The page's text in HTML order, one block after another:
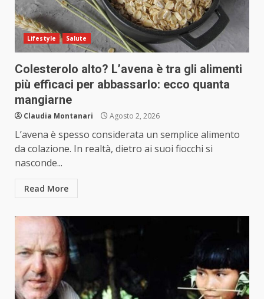
Lifestyle Salute
Colesterolo alto? L’avena è tra gli alimenti
più efficaci per abbassarlo: ecco quanta
mangiarne
Claudia Montanari Agosto 2, 2026
L’avena è spesso considerata un semplice alimento
da colazione. In realtà, dietro ai suoi fiocchi si
nasconde...
Read More